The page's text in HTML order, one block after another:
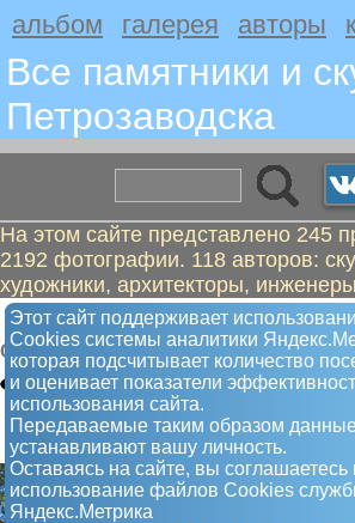
альбом галерея авторы
Все памятники и
Петрозаводскa
На этом сайте представлено 245
2192 фотографии. 118 авторов:
художники, архитекторы,
Этот сайт поддерживает
Сookies системы аналитики
которая подсчитывает количество
и оценивает показатели
использования сайта.
Передаваемые таким образом
устанавливают вашу личность.
Оставаясь на сайте, вы соглашаетесь
использование файлов Сookies
Яндекс.Метрика
Тюбенгенское панно
Скульптура